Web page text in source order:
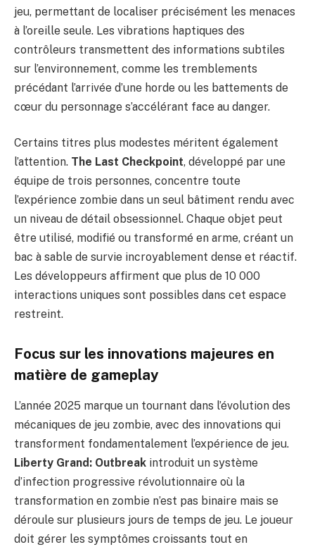
jeu, permettant de localiser précisément les menaces
à l’oreille seule. Les vibrations haptiques des
contrôleurs transmettent des informations subtiles
sur l’environnement, comme les tremblements
précédant l’arrivée d’une horde ou les battements de
cœur du personnage s’accélérant face au danger.
Certains titres plus modestes méritent également
l’attention. The Last Checkpoint, développé par une
équipe de trois personnes, concentre toute
l’expérience zombie dans un seul bâtiment rendu avec
un niveau de détail obsessionnel. Chaque objet peut
être utilisé, modifié ou transformé en arme, créant un
bac à sable de survie incroyablement dense et réactif.
Les développeurs affirment que plus de 10 000
interactions uniques sont possibles dans cet espace
restreint.
Focus sur les innovations majeures en
matière de gameplay
L’année 2025 marque un tournant dans l’évolution des
mécaniques de jeu zombie, avec des innovations qui
transforment fondamentalement l’expérience de jeu.
Liberty Grand: Outbreak introduit un système
d’infection progressive révolutionnaire où la
transformation en zombie n’est pas binaire mais se
déroule sur plusieurs jours de temps de jeu. Le joueur
doit gérer les symptômes croissants tout en